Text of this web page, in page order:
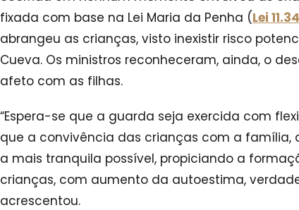
fixada com base na Lei Maria da Penha (Lei
abrangeu as crianças, visto inexistir risco
Cueva. Os ministros reconheceram, ainda, o
afeto com as filhas.
“Espera-se que a guarda seja exercida com
que a convivência das crianças com a família,
a mais tranquila possível, propiciando a
crianças, com aumento da autoestima,
acrescentou.